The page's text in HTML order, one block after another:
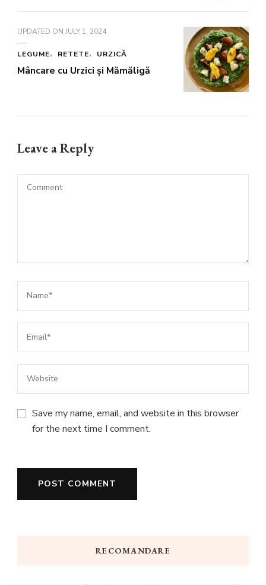
UPDATED ON JULY 1, 2024
LEGUME RETETE URZICĂ
Mâncare cu Urzici și Mămăligă
Leave a Reply
Save my name, email, and website in this browser
for the next time I comment.
RECOMANDARE